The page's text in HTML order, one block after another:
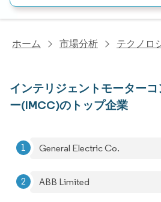
ホーム 市場分析 テクノロ
インテリジェントモーター
ー(IMCC)のトップ企業
General Electric Co.
ABB Limited